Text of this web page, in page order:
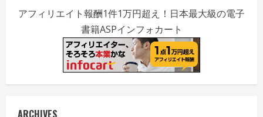
アフィリエイト報酬1件1万円超え！日本最大級の電子
書籍ASPインフォカート
ARCHIVES